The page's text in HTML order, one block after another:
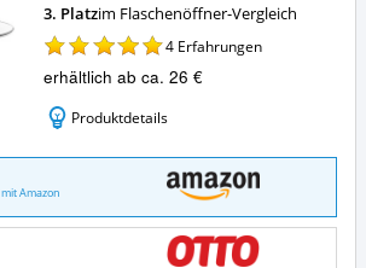
3. Platzim Flaschenöffner-Vergleich
4 Erfahrungen
erhältlich ab ca. 26 €
Produktdetails
mit Amazon